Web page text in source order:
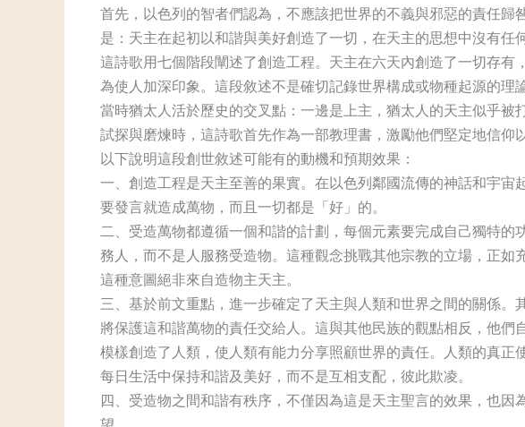
首先，以色列的智者們認為，不應該把世界的不義與邪惡的責任
是：天主在起初以和諧與美好創造了一切，在天主的思想中沒有任
這詩歌用七個階段闡述了創造工程。天主在六天內創造了一切存
為使人加深印象。這段敘述不是確切記錄世界構成或物種起源的理
當時猶太人活於歷史的交叉點：一邊是上主，猶太人的天主似乎
試探與磨煉時，這詩歌首先作為一部教理書，激勵他們堅定地信仰
以下說明這段創世敘述可能有的動機和預期效果：
一、創造工程是天主至善的果實。在以色列鄰國流傳的神話和宇
要發言就造成萬物，而且一切都是「好」的。
二、受造萬物都遵循一個和諧的計劃，每個元素要完成自己獨特
務人，而不是人服務受造物。這種觀念挑戰其他宗教的立場，正
這種意圖絕非來自造物主天主。
三、基於前文重點，進一步確定了天主與人類和世界之間的關係
將保護這和諧萬物的責任交給人。這與其他民族的觀點相反，他
模樣創造了人類，使人類有能力分享照顧世界的責任。人類的真
每日生活中保持和諧及美好，而不是互相支配，彼此欺凌。
四、受造物之間和諧有秩序，不僅因為這是天主聖言的效果，也